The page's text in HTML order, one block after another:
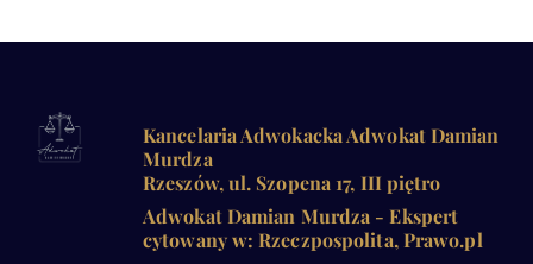
Kancelaria Adwokacka Adwokat Damian
Murdza
Rzeszów, ul. Szopena 17, III piętro
Adwokat Damian Murdza - Ekspert
cytowany w: Rzeczpospolita, Prawo.pl